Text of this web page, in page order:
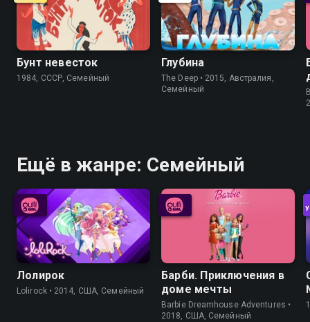
Бунт невесток
1984, СССР, Семейный
Глубина
The Deep • 2015, Австралия,
Семейный
Ещё в жанре: Семейный
Лолирок
Lolirock • 2014, США, Семейный
Барби. Приключения в
доме мечты
Barbie Dreamhouse Adventures •
2018, США, Семейный